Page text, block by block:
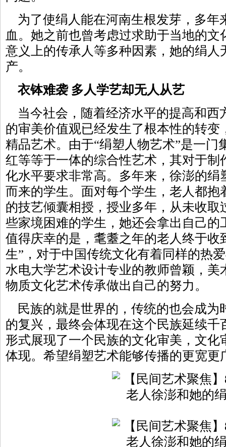
为了使绢人能在河南生根发芽，多年
血。她之前也曾考虑过求助于当地的
意义上的传承人等多种因素，她的绢人
产。
衣钵难袭 多人学艺却无人从艺
当今社会，随着经济水平的提高和西
的审美价值观已经发生了根本性的转变
精品艺术。由于“绢塑人物艺术”是一门
红等等于一体的综合性艺术，其对于制
化水平要求非常高。多年来，徐澎的绢
而来的学生。面对每个学生，老人都抱
的技艺倾囊相授，授业多年，从未收取
些家境困难的学生，她还会拿出自己的
值得庆幸的是，耄耋之年的老人终于收
生”，对于中国传统文化有着同样的热
水电大学艺术设计专业的教师曾颖，美
物质文化艺术传承做出自己的努力。
民族的就是世界的，传统的也会成为
的复兴，最终会体现在这个民族延续千
形式展现了一个民族的文化审美，文化
体现。希望绢塑艺术能够传播的更宽更